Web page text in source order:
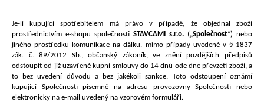
Je-li kupující spotřebitelem má právo v případě, že objednal zboží
prostřednictvím e-shopu společnosti STAVCAMI s.r.o. („Společnost“) nebo
jiného prostředku komunikace na dálku, mimo případy uvedené v § 1837
zák. č. 89/2012 Sb., občanský zákoník, ve znění pozdějších předpisů
odstoupit od již uzavřené kupní smlouvy do 14 dnů ode dne převzetí zboží, a
to bez uvedení důvodu a bez jakékoli sankce. Toto odstoupení oznámí
kupující Společnosti písemně na adresu provozovny Společnosti nebo
elektronicky na e-mail uvedený na vzorovém formuláři.